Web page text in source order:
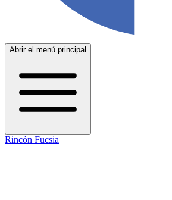
Abrir el menú principal
Rincón Fucsia